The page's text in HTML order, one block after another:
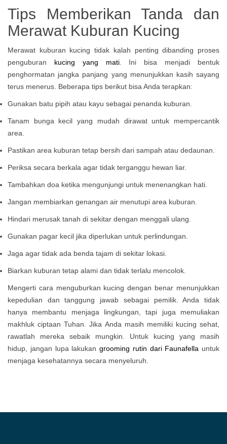
Tips Memberikan Tanda dan
Merawat Kuburan Kucing
Merawat kuburan kucing tidak kalah penting dibanding proses
penguburan kucing yang mati. Ini bisa menjadi bentuk
penghormatan jangka panjang yang menunjukkan kasih sayang
terus menerus. Beberapa tips berikut bisa Anda terapkan:
Gunakan batu pipih atau kayu sebagai penanda kuburan.
Tanam bunga kecil yang mudah dirawat untuk mempercantik
area.
Pastikan area kuburan tetap bersih dari sampah atau dedaunan.
Periksa secara berkala agar tidak terganggu hewan liar.
Tambahkan doa ketika mengunjungi untuk menenangkan hati.
Jangan membiarkan genangan air menutupi area kuburan.
Hindari merusak tanah di sekitar dengan menggali ulang.
Gunakan pagar kecil jika diperlukan untuk perlindungan.
Jaga agar tidak ada benda tajam di sekitar lokasi.
Biarkan kuburan tetap alami dan tidak terlalu mencolok.
Mengerti cara menguburkan kucing dengan benar menunjukkan
kepedulian dan tanggung jawab sebagai pemilik. Anda tidak
hanya membantu menjaga lingkungan, tapi juga memuliakan
makhluk ciptaan Tuhan. Jika Anda masih memiliki kucing sehat,
rawatlah mereka sebaik mungkin. Untuk kucing yang masih
hidup, jangan lupa lakukan grooming rutin dari Faunafella untuk
menjaga kesehatannya secara menyeluruh.